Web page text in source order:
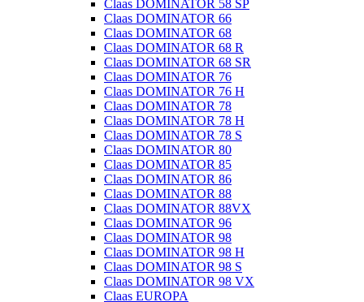
Claas DOMINATOR 58 SP
Claas DOMINATOR 66
Claas DOMINATOR 68
Claas DOMINATOR 68 R
Claas DOMINATOR 68 SR
Claas DOMINATOR 76
Claas DOMINATOR 76 H
Claas DOMINATOR 78
Claas DOMINATOR 78 H
Claas DOMINATOR 78 S
Claas DOMINATOR 80
Claas DOMINATOR 85
Claas DOMINATOR 86
Claas DOMINATOR 88
Claas DOMINATOR 88VX
Claas DOMINATOR 96
Claas DOMINATOR 98
Claas DOMINATOR 98 H
Claas DOMINATOR 98 S
Claas DOMINATOR 98 VX
Claas EUROPA